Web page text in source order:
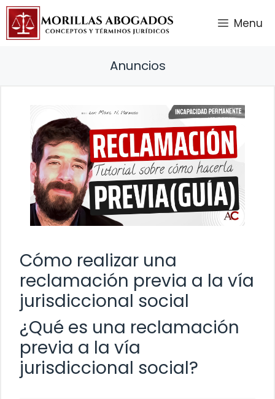
Saltar
contenido
Menu
Anuncios
Cómo realizar una
reclamación previa a la vía
jurisdiccional social
¿Qué es una reclamación
previa a la vía
jurisdiccional social?